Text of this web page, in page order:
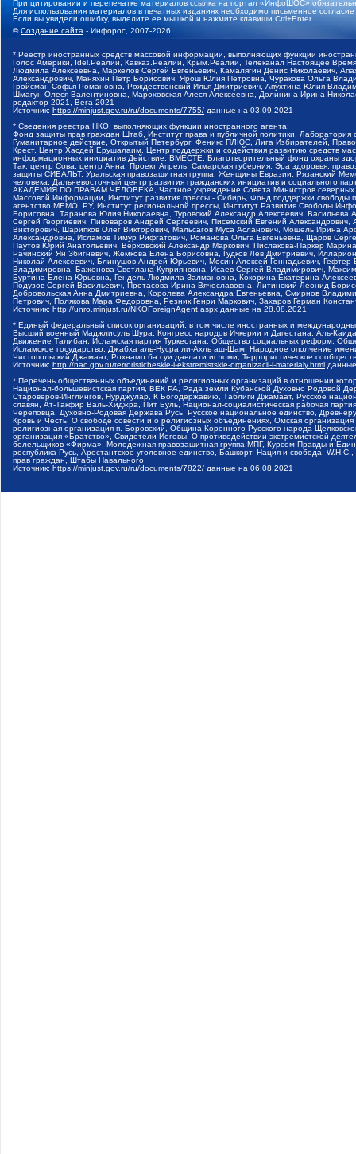
При цитировании и перепечатке материалов ссылка на портал «ИнфоШОС»
Для использования материалов в печатных изданиях необходимо письменное
Если вы увидели ошибку, выделите ее мышкой и нажмите клавиши Ctrl+Enter
©Создание сайта - Инфорос, 2007-2026
* Реестр иностранных средств массовой информации, выполняющих функции
Голос Америки, Idel.Реалии, Кавказ.Реалии, Крым.Реалии, Телеканал Настоящее
Людмила Алексеевна, Маркелов Сергей Евгеньевич, Камалягин Денис Николаевич,
Александрович, Маняхин Петр Борисович, Ярош Юлия Петровна, Чуракова Ольга
Гройсман Софья Романовна, Рождественский Илья Дмитриевич, Апухтина Юлия
Шмагун Олеся Валентиновна, Мароховская Алеся Алексеевна, Долинина Ирина
редактор 2021, Вега 2021
Источник: https://minjust.gov.ru/ru/documents/7755/ данные на 03.09.2021
* Сведения реестра НКО, выполняющих функции иностранного агента:
Фонд защиты прав граждан Штаб, Институт права и публичной политики,
Гуманитарное действие, Открытый Петербург, Феникс ПЛЮС, Лига Избирателей,
Крест, Центр Хасдей Ерушалаим, Центр поддержки и содействия развитию средств
информационных инициатив Действие, ВМЕСТЕ, Благотворительный фонд охраны
Так, центр Сова, центр Анна, Проект Апрель, Самарская губерния, Эра здоровья,
защиты СИБАЛЬТ, Уральская правозащитная группа, Женщины Евразии, Рязанский
человека, Дальневосточный центр развития гражданских инициатив и социального
АКАДЕМИЯ ПО ПРАВАМ ЧЕЛОВЕКА, Частное учреждение Совета Министров северных
Массовой Информации, Институт развития прессы - Сибирь, Фонд поддержки
агентство МЕМО. РУ, Институт региональной прессы, Институт Развития Свободы
Борисовна, Таранова Юлия Николаевна, Туровский Александр Алексеевич,
Сергей Георгиевич, Пивоваров Андрей Сергеевич, Писемский Евгений
Викторович, Шарипков Олег Викторович, Мальсагов Муса Асланович, Мошель Ирина
Александровна, Исламов Тимур Рифгатович, Романова Ольга Евгеньевна, Щаров
Паутов Юрий Анатольевич, Верховский Александр Маркович, Пислакова-Паркер
Рачинский Ян Збигневич, Жемкова Елена Борисовна, Гудков Лев Дмитриевич,
Николай Алексеевич, Блинушов Андрей Юрьевич, Мосин Алексей Геннадьевич,
Владимировна, Баженова Светлана Куприяновна, Исаев Сергей Владимирович,
Буртина Елена Юрьевна, Гендель Людмила Залмановна, Кокорина Екатерина
Подузов Сергей Васильевич, Протасова Ирина Вячеславовна, Литинский Леонид
Добровольская Анна Дмитриевна, Королева Александра Евгеньевна, Смирнов
Петрович, Полякова Мара Федоровна, Резник Генри Маркович, Захаров Герман
Источник: http://unro.minjust.ru/NKOForeignAgent.aspx данные на 28.08.2021
* Единый федеральный список организаций, в том числе иностранных и
Высший военный Маджлисуль Шура, Конгресс народов Ичкерии и Дагестана, Аль-
Движение Талибан, Исламская партия Туркестана, Общество социальных реформ,
Исламское государство, Джабха аль-Нусра ли-Ахль аш-Шам, Народное ополчение
Чистопольский Джамаат, Рохнамо ба суи давлати исломи, Террористическое
Источник: http://nac.gov.ru/terroristicheskie-i-ekstremistskie-organizacii-i-materialy.html
* Перечень общественных объединений и религиозных организаций в отношении
Национал-большевистская партия, ВЕК РА, Рада земли Кубанской Духовно Родовой
Староверов-Инглингов, Нурджулар, К Богодержавию, Таблиги Джамаат, Русское
славян, Ат-Такфир Валь-Хиджра, Пит Буль, Национал-социалистическая рабочая
Череповца, Духовно-Родовая Держава Русь, Русское национальное единство,
Кровь и Честь, О свободе совести и о религиозных объединениях, Омская
религиозная организация п. Боровский, Община Коренного Русского народа
организация «Братство», Свидетели Иеговы, О противодействии экстремистской
болельщиков «Фирма», Молодежная правозащитная группа МПГ, Курсом Правды и
республика Русь, Арестантское уголовное единство, Башкорт, Нация и свобода,
прав граждан, Штабы Навального
Источник: https://minjust.gov.ru/ru/documents/7822/ данные на 06.08.2021